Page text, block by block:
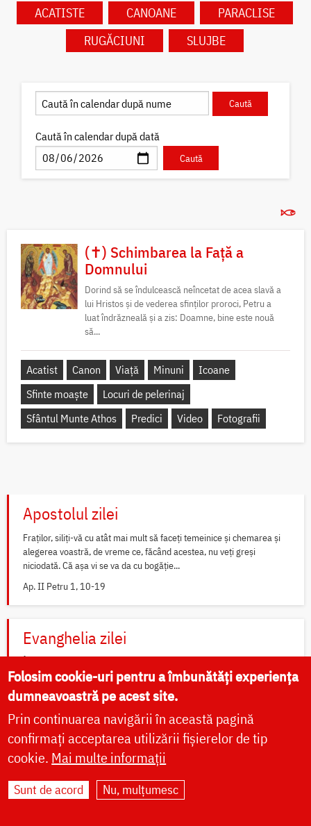
ACATISTE CANOANE
PARACLISE
RUGĂCIUNI
SLUJBE
Caută în calendar după dată
(✝) Schimbarea la Față a
Domnului
Dorind să se îndulcească neîncetat de acea slavă a
lui Hristos și de vederea sfinților proroci, Petru a
luat îndrăzneală și a zis: Doamne, bine este nouă
să...
Acatist Canon Viață Minuni
Icoane
Sfinte moaște
Locuri de pelerinaj
Sfântul Munte Athos
Predici Video Fotografii
Apostolul zilei
Fraților, siliți-vă cu atât mai mult să faceți temeinice și chemarea și
alegerea voastră, de vreme ce, făcând acestea, nu veți greși
niciodată. Că așa vi se va da cu bogăție...
Ap. II Petru 1, 10-19
Evanghelia zilei
fratele lui, și i-a dus într-un munte înalt, de o parte. Și S-a schimbat la
față înaintea lor...
Ev. Matei 17, 1-9
Widget Calendar Doxologia
Folosim cookie-uri pentru a îmbunătăți experiența
dumneavoastră pe acest site.
Prin continuarea navigării în această pagină
confirmați acceptarea utilizării fișierelor de tip
cookie. Mai multe informații
Sunt de acord Nu, mulțumesc